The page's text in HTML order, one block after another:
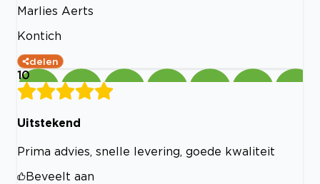
Marlies Aerts
Kontich
delen
10
Uitstekend
Prima advies, snelle levering, goede kwaliteit
Beveelt aan